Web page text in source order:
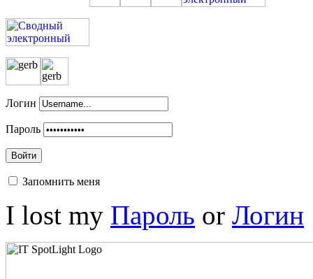
Логин
Пароль
Войти
Запомнить меня
I lost my Пароль or Логин